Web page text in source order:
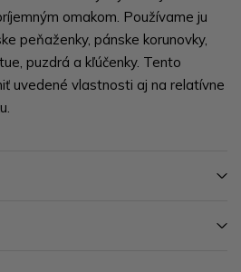
omakom. Používame ju
peňaženky, pánske korunovky,
puzdrá a kľúčenky. Tento
uvedené vlastnosti aj na relatívne